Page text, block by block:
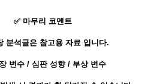
✅ 마무리 코멘트
분석글은 참고용 자료 입니다.
변수 / 심판 성향 / 부상 변수